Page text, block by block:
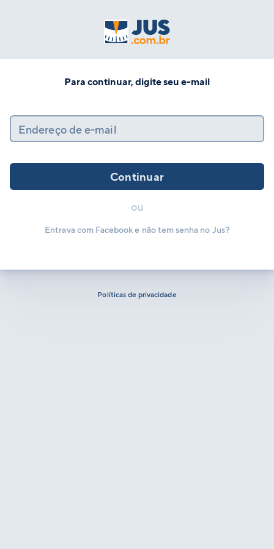
Para continuar, digite seu e-mail
Endereço de e-mail
Continuar
ou
Entrava com Facebook e não tem senha no Jus?
Políticas de privacidade